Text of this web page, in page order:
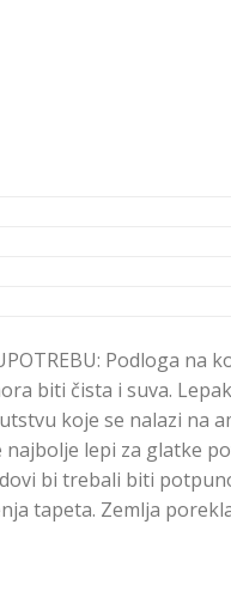
Podloga na
biti čista i suva.
koje se nalazi na
najbolje lepi za glatke
bi trebali biti
tapeta. Zemlja